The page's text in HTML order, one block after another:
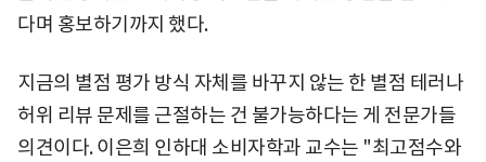
다며 홍보하기까지 했다.
지금의 별점 평가 방식 자체를 바꾸지 않는 한 별점 테러나
허위 리뷰 문제를 근절하는 건 불가능하다는 게 전문가들
의견이다. 이은희 인하대 소비자학과 교수는 "최고점수와